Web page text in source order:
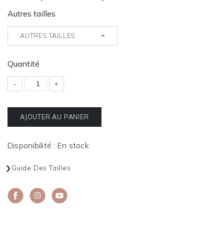
Autres tailles
AUTRES TAILLES
Quantité
- +
AJOUTER AU PANIER
Disponibilité : En stock
Guide Des Tailles